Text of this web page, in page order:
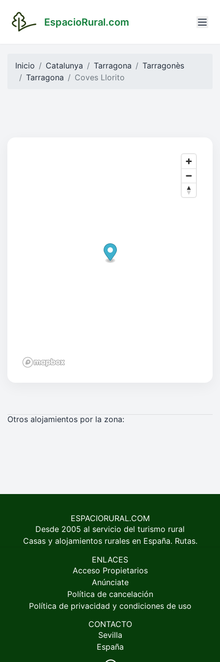
EspacioRural.com
Inicio Catalunya Tarragona
Tarragonès
Tarragona
Coves Llorito
Otros alojamientos por la zona:
ESPACIORURAL.COM
Desde 2005 al servicio del turismo rural
Casas y alojamientos rurales en España. Rutas.
ENLACES
Acceso Propietarios
Anúnciate
Política de cancelación
Política de privacidad y condiciones de uso
CONTACTO
Sevilla
España